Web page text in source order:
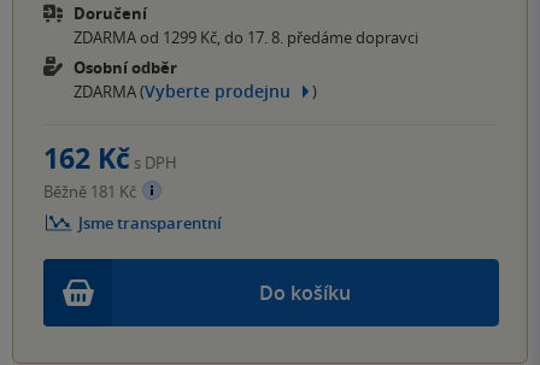
Doručení
ZDARMA od 1299 Kč, do 17. 8. předáme dopravci
Osobní odběr
ZDARMA (Vyberte prodejnu )
Do košíku
162 Kč s DPH
Běžně 181 Kč
Jsme transparentní